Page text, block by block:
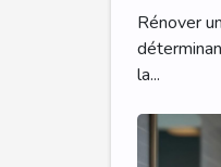
de
Rénover
la...